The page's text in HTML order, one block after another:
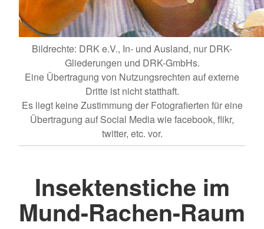
Bildrechte: DRK e.V., In- und Ausland, nur DRK-
Gliederungen und DRK-GmbHs.
Eine Übertragung von Nutzungsrechten auf externe
Dritte ist nicht statthaft.
Es liegt keine Zustimmung der Fotografierten für eine
Übertragung auf Social Media wie facebook, flikr,
twitter, etc. vor.
Insektenstiche im
Mund-Rachen-Raum